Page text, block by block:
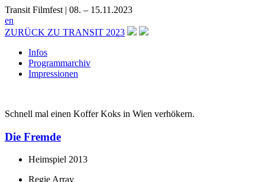
Transit Filmfest | 08. – 15.11.2023
en
ZURÜCK ZU TRANSIT 2023
Infos
Programmarchiv
Impressionen
Schnell mal einen Koffer Koks in Wien verhökern.
Die Fremde
Heimspiel 2013
RegieArray